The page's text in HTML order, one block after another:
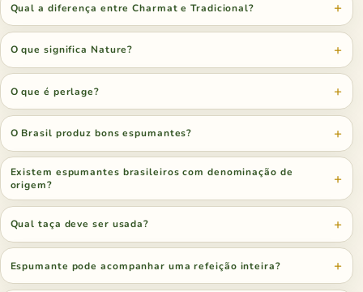
Qual a diferença entre Charmat e Tradicional?
O que significa Nature?
O que é perlage?
O Brasil produz bons espumantes?
Existem espumantes brasileiros com denominação de
origem?
Qual taça deve ser usada?
Espumante pode acompanhar uma refeição inteira?